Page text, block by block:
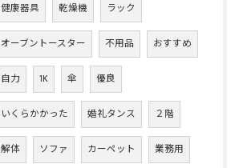
健康器具 乾燥機 ラック
オーブントースター 不用品 おすすめ
自力 1K 傘 優良
いくらかかった 婚礼タンス ２階
解体 ソファ カーペット 業務用